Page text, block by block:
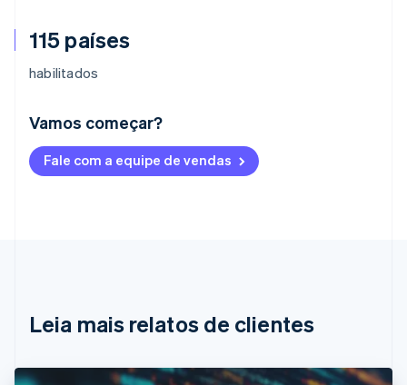
115 países
habilitados
Vamos começar?
Fale com a equipe de vendas
Leia mais relatos de clientes
DeutschEnglish
Austrália
Bulgária
Français